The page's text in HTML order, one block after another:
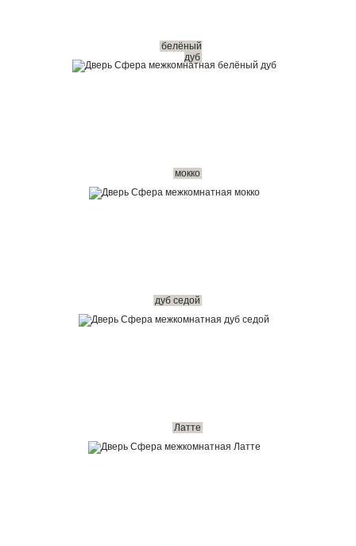
белёный
дуб
мокко
дуб седой
Латте